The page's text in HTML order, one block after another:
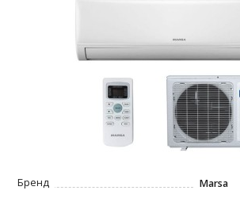
Бренд
Marsa